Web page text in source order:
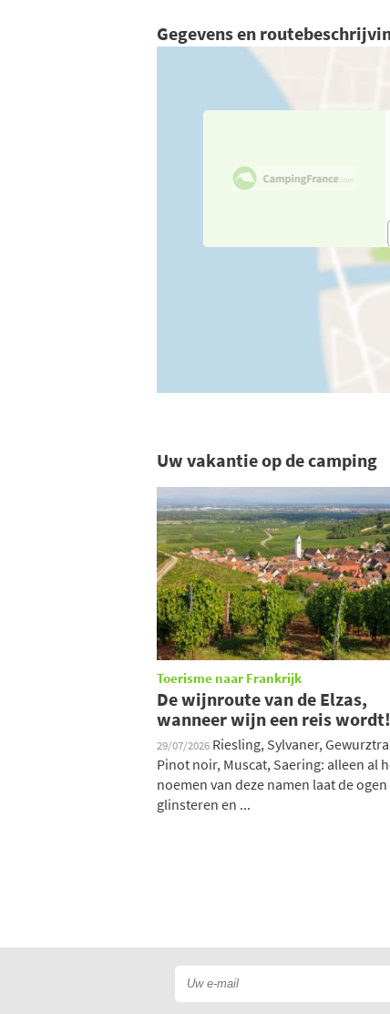
Gegevens en
Uw vakantie op de camping
Toerisme naar Frankrijk
De wijnroute van de Elzas,
wanneer wijn een reis wordt!
29/07/2026 Riesling, Sylvaner,
Pinot noir, Muscat, Saering: alleen al
noemen van deze namen laat de ogen
glinsteren en ...